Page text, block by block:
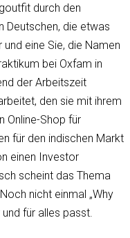
durch den
Deutschen, die etwas
eine Sie, die Namen
bei Oxfam in
der Arbeitszeit
den sie mit ihrem
Online-Shop für
für den indischen Markt
einen Investor
scheint das Thema
nicht einmal „Why
für alles passt.